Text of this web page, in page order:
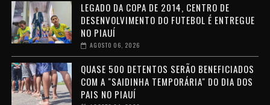
LEGADO DA COPA DE 2014, CENTRO DE
DESENVOLVIMENTO DO FUTEBOL É ENTREGUE
NO PIAUÍ
AGOSTO 06, 2026
QUASE 500 DETENTOS SERÃO BENEFICIADOS
COM A "SAIDINHA TEMPORÁRIA" DO DIA DOS
PAIS NO PIAUÍ